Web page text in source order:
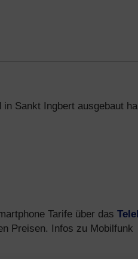
in Sankt Ingbert ausgebaut
Tarife über das
Preisen. Infos zu Mobilfunk